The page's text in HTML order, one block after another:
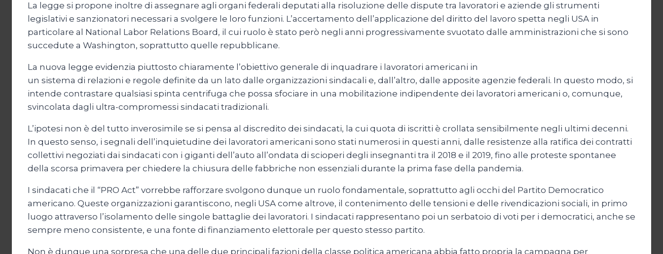
La legge si propone inoltre di assegnare agli organi federali deputati alla risoluzione delle dispute tra lavoratori e aziende gli strumenti
legislativi e sanzionatori necessari a svolgere le loro funzioni. L’accertamento dell’applicazione del diritto del lavoro spetta negli USA in
particolare al National Labor Relations Board, il cui ruolo è stato però negli anni progressivamente svuotato dalle amministrazioni che si sono
succedute a Washington, soprattutto quelle repubblicane.
La nuova legge evidenzia piuttosto chiaramente l’obiettivo generale di inquadrare i lavoratori americani in
un sistema di relazioni e regole definite da un lato dalle organizzazioni sindacali e, dall’altro, dalle apposite agenzie federali. In questo modo, si
intende contrastare qualsiasi spinta centrifuga che possa sfociare in una mobilitazione indipendente dei lavoratori americani o, comunque,
svincolata dagli ultra-compromessi sindacati tradizionali.
L’ipotesi non è del tutto inverosimile se si pensa al discredito dei sindacati, la cui quota di iscritti è crollata sensibilmente negli ultimi decenni.
In questo senso, i segnali dell’inquietudine dei lavoratori americani sono stati numerosi in questi anni, dalle resistenze alla ratifica dei contratti
collettivi negoziati dai sindacati con i giganti dell’auto all’ondata di scioperi degli insegnanti tra il 2018 e il 2019, fino alle proteste spontanee
della scorsa primavera per chiedere la chiusura delle fabbriche non essenziali durante la prima fase della pandemia.
I sindacati che il “PRO Act” vorrebbe rafforzare svolgono dunque un ruolo fondamentale, soprattutto agli occhi del Partito Democratico
americano. Queste organizzazioni garantiscono, negli USA come altrove, il contenimento delle tensioni e delle rivendicazioni sociali, in primo
luogo attraverso l’isolamento delle singole battaglie dei lavoratori. I sindacati rappresentano poi un serbatoio di voti per i democratici, anche se
sempre meno consistente, e una fonte di finanziamento elettorale per questo stesso partito.
Non è dunque una sorpresa che una delle due principali fazioni della classe politica americana abbia fatto propria la campagna per